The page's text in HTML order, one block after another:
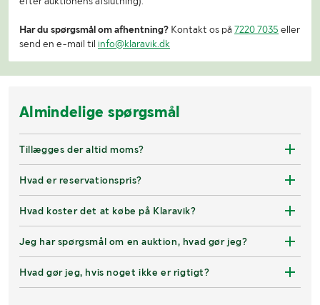
Har du spørgsmål om afhentning? Kontakt os på 7220 7035 eller
send en e-mail til info@klaravik.dk
Almindelige spørgsmål
Tillægges der altid moms?
Hvad er reservationspris?
Hvad koster det at købe på Klaravik?
Jeg har spørgsmål om en auktion, hvad gør jeg?
Hvad gør jeg, hvis noget ikke er rigtigt?